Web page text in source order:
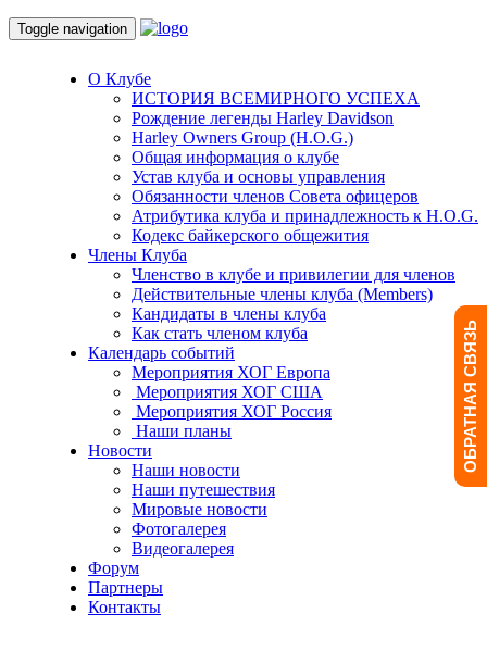
Toggle navigation
О Клубе
ИСТОРИЯ ВСЕМИРНОГО УСПЕХА
Рождение легенды Harley Davidson
Harley Owners Group (H.O.G.)
Общая информация о клубе
Устав клуба и основы управления
Обязанности членов Совета офицеров
Атрибутика клуба и принадлежность к H.O.G.
Кодекс байкерского общежития
Члены Клуба
Членство в клубе и привилегии для членов
Действительные члены клуба (Members)
Кандидаты в члены клуба
Как стать членом клуба
Календарь событий
Мероприятия ХОГ Европа
Мероприятия ХОГ США
Мероприятия ХОГ Россия
Наши планы
Новости
Наши новости
Наши путешествия
Мировые новости
Фотогалерея
Видеогалерея
Форум
Партнеры
Контакты
ОБРАТНАЯ СВЯЗЬ